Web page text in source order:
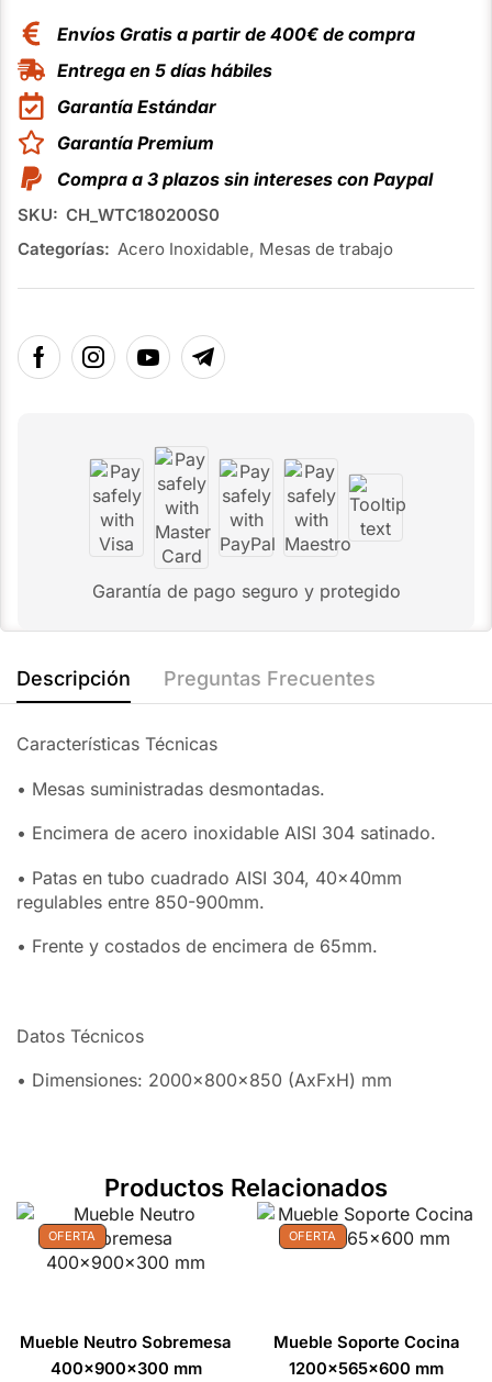
Envíos Gratis a partir de 400€ de compra
Entrega en 5 días hábiles
Garantía Estándar
Garantía Premium
Compra a 3 plazos sin intereses con Paypal
SKU: CH_WTC180200S0
Categorías: Acero Inoxidable, Mesas de trabajo
Garantía de pago seguro y protegido
Descripción Preguntas Frecuentes
Características Técnicas
• Mesas suministradas desmontadas.
• Encimera de acero inoxidable AISI 304 satinado.
• Patas en tubo cuadrado AISI 304, 40x40mm
regulables entre 850-900mm.
• Frente y costados de encimera de 65mm.
Datos Técnicos
• Dimensiones: 2000x800x850 (AxFxH) mm
Productos Relacionados
OFERTA
Mueble Neutro Sobremesa
400x900x300 mm
OFERTA
Mueble Soporte Cocina
1200x565x600 mm